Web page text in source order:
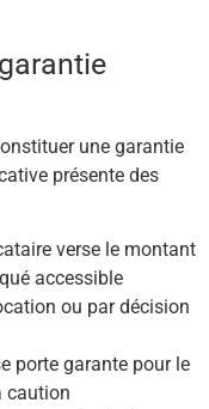
une garantie
présente des
verse le montant
accessible
ou par décision
porte garante pour le
caution